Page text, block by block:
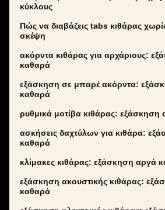
κύκλους
Πώς να διαβάζεις tabs κιθάρας
σκέψη
ακόρντα κιθάρας για αρχάριους:
καθαρά
εξάσκηση σε μπαρέ ακόρντα:
καθαρά
ρυθμικά μοτίβα κιθάρας: εξάσκηση
ασκήσεις δαχτύλων για κιθάρα:
καθαρά
κλίμακες κιθάρας: εξάσκηση αργά
εξάσκηση ακουστικής κιθάρας:
καθαρά